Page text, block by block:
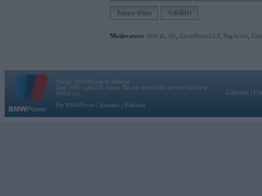
Jauna tēma Atbildēt
Moderatori: 968-jk AV AiwaShuraLLP, BigArchi
Vortāls BMWPower.lv darbojas
kopš 2002. gada 14. maija. Tas nav auto klubs un nav saistīts ar
BMW AG.
Par BMWPower
Kontakti Reklāma
Galvena